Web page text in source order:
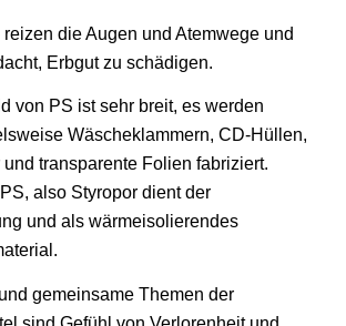
die Augen und Atemwege und
Erbgut zu schädigen.
von PS ist sehr breit, es werden
Wäscheklammern, CD-Hüllen,
transparente Folien fabriziert.
also Styropor dient der
und als wärmeisolierendes
gemeinsame Themen der